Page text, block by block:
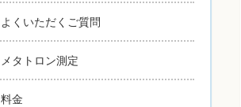
よくいただくご質問
メタトロン測定
料金